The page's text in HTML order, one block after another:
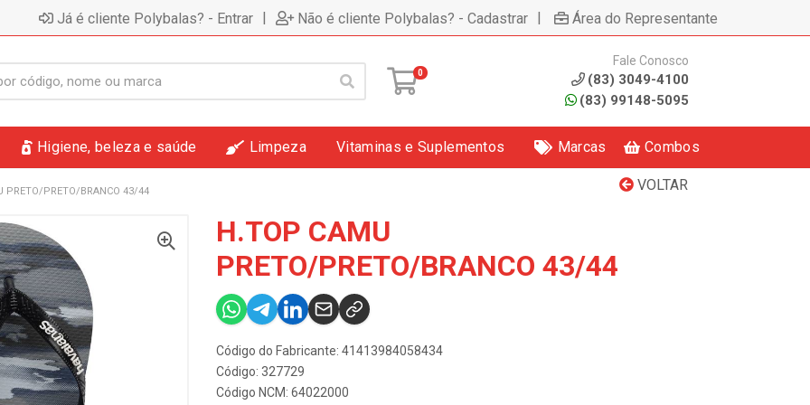
Já é cliente Polybalas? - Entrar | Não é cliente Polybalas? - Cadastrar | Área do Representante
0
Fale Conosco
(83) 3049-4100
(83) 99148-5095
Higiene, beleza e saúde Limpeza Vitaminas e Suplementos Marcas Combos
VOLTAR
PRETO/PRETO/BRANCO 43/44
H.TOP CAMU
PRETO/PRETO/BRANCO 43/44
Código do Fabricante: 41413984058434
Código: 327729
Código NCM: 64022000